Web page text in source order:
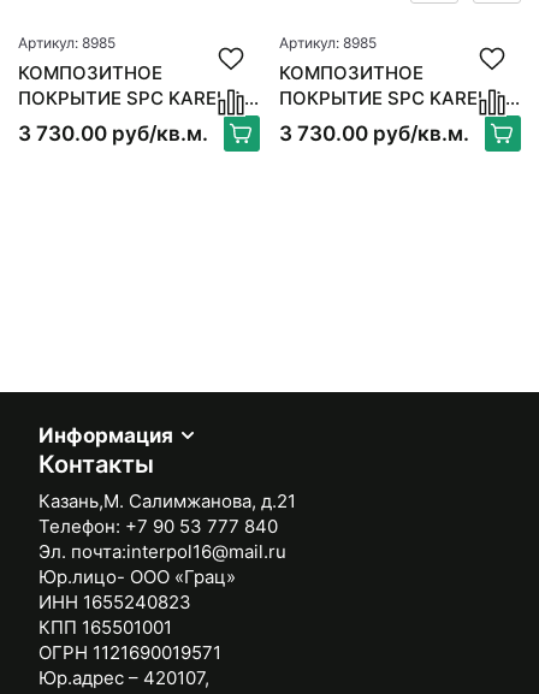
Артикул: 8985
КОМПОЗИТНОЕ
ПОКРЫТИЕ SPC KARELIA
INSTRUMENTAL
HERRINGBONE
3 730.00 руб/кв.м.
Артикул: 8985
КОМПОЗИТНОЕ
ПОКРЫТИЕ SPC KARELIA
INSTRUMENTAL
HERRINGBONE
3 730.00 руб/кв.м.
Информация
Контакты
Казань,М. Салимжанова, д.21
Телефон: +7 90 53 777 840
Эл. почта:interpol16@mail.ru
Юр.лицо- ООО «Грац»
ИНН 1655240823
КПП 165501001
ОГРН 1121690019571
Юр.адрес – 420107,